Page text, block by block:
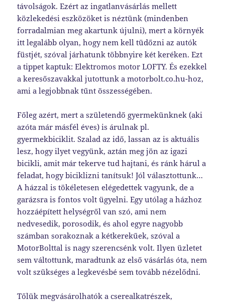
távolságok. Ezért az ingatlanvásárlás mellett
közlekedési eszközöket is néztünk (mindenben
forradalmian meg akartunk újulni), mert a környék
itt legalább olyan, hogy nem kell tüdőzni az autók
füstjét, szóval járhatunk többnyire két keréken. Ezt
a tippet kaptuk: Elektromos motor LOFTY. És ezekkel
a keresőszavakkal jutottunk a motorbolt.co.hu-hoz,
ami a legjobbnak tűnt összességében.
Főleg azért, mert a születendő gyermekünknek (aki
azóta már másfél éves) is árulnak pl.
gyermekbiciklit. Szalad az idő, lassan az is aktuális
lesz, hogy ilyet vegyünk, aztán meg jön az igazi
bicikli, amit már tekerve tud hajtani, és ránk hárul a
feladat, hogy biciklizni tanítsuk! Jól választottunk…
A házzal is tökéletesen elégedettek vagyunk, de a
garázsra is fontos volt ügyelni. Egy utólag a házhoz
hozzáépített helységről van szó, ami nem
nedvesedik, porosodik, és ahol egyre nagyobb
számban sorakoznak a kétkerekűek, szóval a
MotorBolttal is nagy szerencsénk volt. Ilyen üzletet
sem váltottunk, maradtunk az első vásárlás óta, nem
volt szükséges a legkevésbé sem tovább nézelődni.
Tőlük megvásárolhatók a cserealkatrészek,